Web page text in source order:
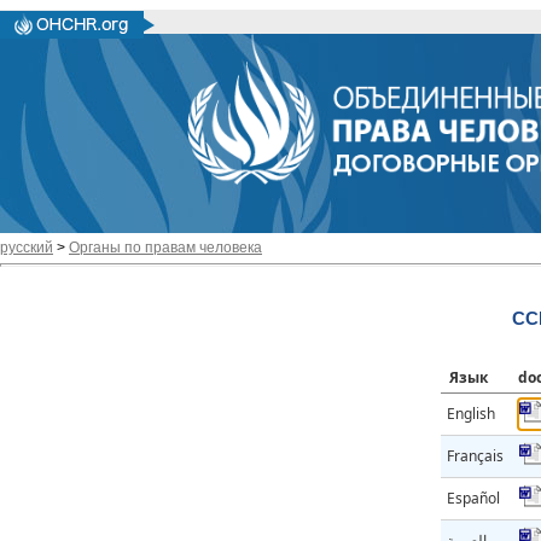
русский > Органы по правам человека
Язык
English
Français
Español